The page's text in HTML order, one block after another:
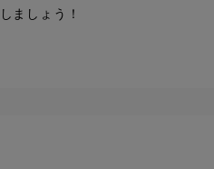
ましょう！